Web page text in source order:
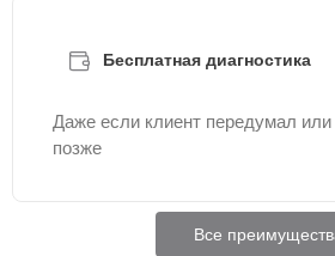
Бесплатная диагностика
Даже если клиент передумал
позже
Все